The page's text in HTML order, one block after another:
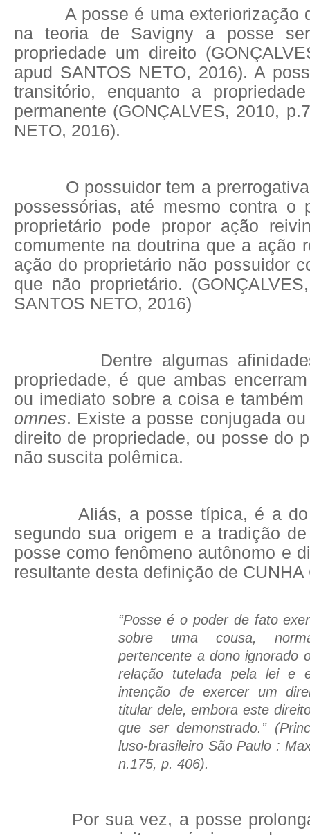
A posse é uma exteriorização
na teoria de Savigny a posse
propriedade um direito
apud SANTOS NETO, 2016). A
transitório, enquanto a
permanente (GONÇALVES, 2010,
NETO, 2016).
O possuidor tem a prerrogativa
possessórias, até mesmo contra o
proprietário pode propor ação
comumente na doutrina que a ação
ação do proprietário não possuidor
que não proprietário.
SANTOS NETO, 2016)
Dentre algumas afinidades
propriedade, é que ambas
ou imediato sobre a coisa e
omnes. Existe a posse conjugada
direito de propriedade, ou posse do
não suscita polêmica.
Aliás, a posse típica, é a do
segundo sua origem e a tradição
posse como fenômeno autônomo e
resultante desta definição de CUNHA
“Posse é o poder de fato
sobre uma cousa,
pertencente a dono ignorado
relação tutelada pela lei e
intenção de exercer um
titular dele, embora este
que ser demonstrado.”
luso-brasileiro São Paulo :
n.175, p. 406).
Por sua vez, a posse